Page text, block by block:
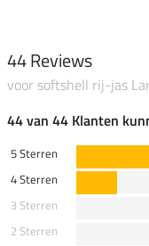
44 Reviews
voor softshell rij-jas
44 van 44 Klanten
5 Sterren
4 Sterren
3 Sterren
2 Sterren